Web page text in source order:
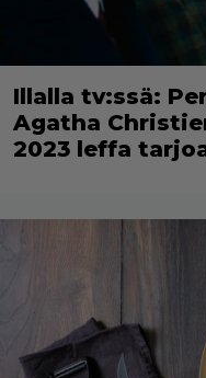
Illalla tv:ssä:
Agatha
2023 leffa